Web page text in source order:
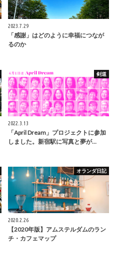
2023.7.29
「感謝」はどのように幸福につなが
るのか
剣道
2022.3.13
「April Dream」プロジェクトに参加
しました。新宿駅に写真と夢が…
オランダ日記
2020.2.26
【2020年版】アムステルダムのラン
チ・カフェマップ